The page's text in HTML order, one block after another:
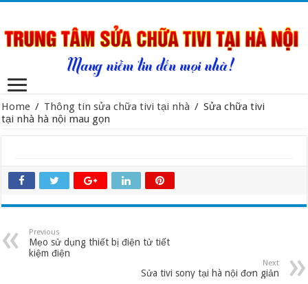
Home / Thông tin sửa chữa tivi tại nhà / Sửa chữa tivi
tại nhà hà nội mau gọn
Previous
Mẹo sử dụng thiết bị điện tử tiết
kiệm điện
Next
Sửa tivi sony tại hà nội đơn giản